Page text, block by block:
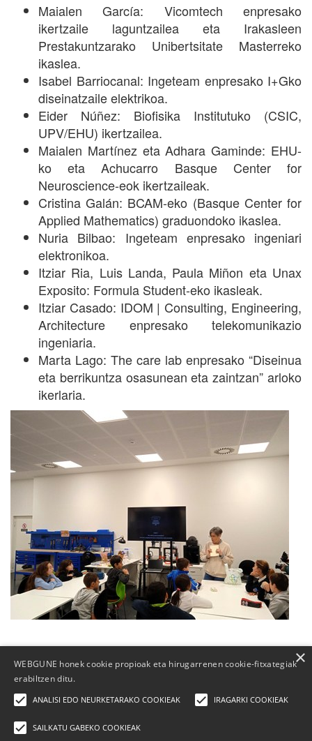
Maialen García: Vicomtech enpresako
ikertzaile laguntzailea eta Irakasleen
Prestakuntzarako Unibertsitate Masterreko
ikaslea.
Isabel Barriocanal: Ingeteam enpresako I+Gko
diseinatzaile elektrikoa.
Eider Núñez: Biofisika Institutuko (CSIC,
UPV/EHU) ikertzailea.
Maialen Martínez eta Adhara Gaminde: EHU-
ko eta Achucarro Basque Center for
Neuroscience-eok ikertzaileak.
Cristina Galán: BCAM-eko (Basque Center for
Applied Mathematics) graduondoko ikaslea.
Nuria Bilbao: Ingeteam enpresako ingeniari
elektronikoa.
Itziar Ria, Luis Landa, Paula Miñon eta Unax
Exposito: Formula Student-eko ikasleak.
Itziar Casado: IDOM | Consulting, Engineering,
Architecture enpresako telekomunikazio
ingeniaria.
Marta Lago: The care lab enpresako “Diseinua
eta berrikuntza osasunean eta zaintzan” arloko
ikerlaria.
WEBGUNE honek cookie propioak eta hirugarrenen cookie-fitxategiak
erabiltzen ditu.
ANALISI EDO NEURKETARAKO COOKIEAK IRAGARKI COOKIEAK
SAILKATU GABEKO COOKIEAK
×